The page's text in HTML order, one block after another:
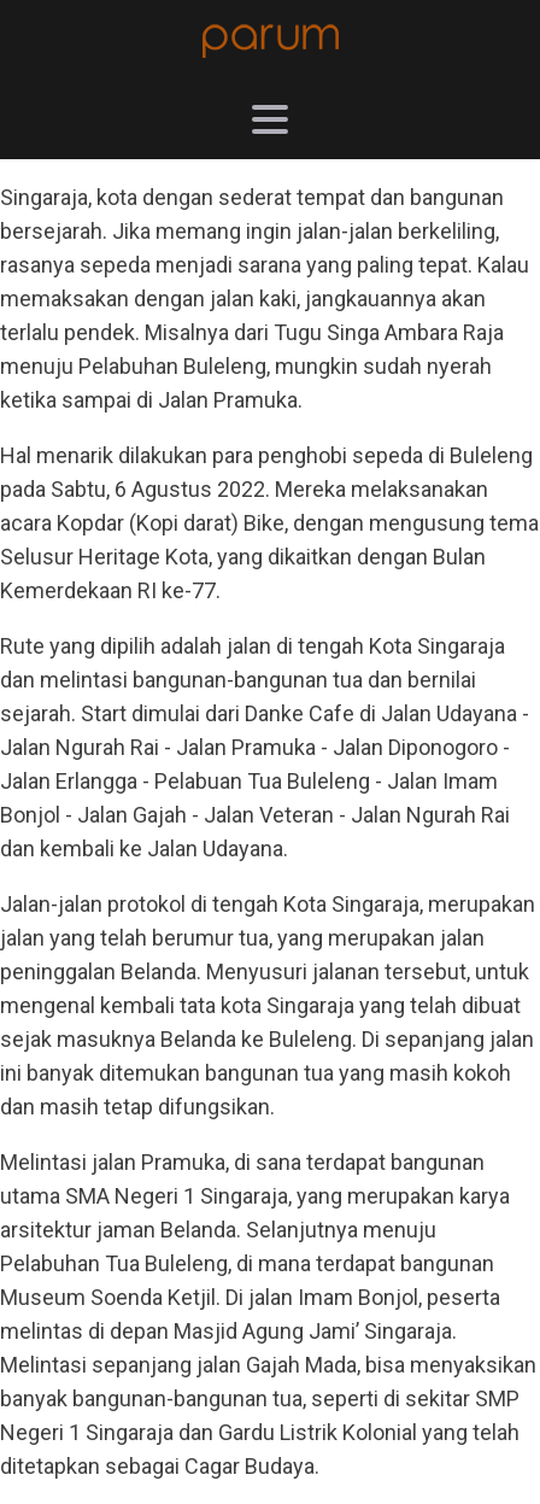
Singaraja, kota dengan sederat tempat dan bangunan
bersejarah. Jika memang ingin jalan-jalan berkeliling,
rasanya sepeda menjadi sarana yang paling tepat. Kalau
memaksakan dengan jalan kaki, jangkauannya akan
terlalu pendek. Misalnya dari Tugu Singa Ambara Raja
menuju Pelabuhan Buleleng, mungkin sudah nyerah
ketika sampai di Jalan Pramuka.
Hal menarik dilakukan para penghobi sepeda di Buleleng
pada Sabtu, 6 Agustus 2022. Mereka melaksanakan
acara Kopdar (Kopi darat) Bike, dengan mengusung tema
Selusur Heritage Kota, yang dikaitkan dengan Bulan
Kemerdekaan RI ke-77.
Rute yang dipilih adalah jalan di tengah Kota Singaraja
dan melintasi bangunan-bangunan tua dan bernilai
sejarah. Start dimulai dari Danke Cafe di Jalan Udayana -
Jalan Ngurah Rai - Jalan Pramuka - Jalan Diponogoro -
Jalan Erlangga - Pelabuan Tua Buleleng - Jalan Imam
Bonjol - Jalan Gajah - Jalan Veteran - Jalan Ngurah Rai
dan kembali ke Jalan Udayana.
Jalan-jalan protokol di tengah Kota Singaraja, merupakan
jalan yang telah berumur tua, yang merupakan jalan
peninggalan Belanda. Menyusuri jalanan tersebut, untuk
mengenal kembali tata kota Singaraja yang telah dibuat
sejak masuknya Belanda ke Buleleng. Di sepanjang jalan
ini banyak ditemukan bangunan tua yang masih kokoh
dan masih tetap difungsikan.
Melintasi jalan Pramuka, di sana terdapat bangunan
utama SMA Negeri 1 Singaraja, yang merupakan karya
arsitektur jaman Belanda. Selanjutnya menuju
Pelabuhan Tua Buleleng, di mana terdapat bangunan
Museum Soenda Ketjil. Di jalan Imam Bonjol, peserta
melintas di depan Masjid Agung Jami’ Singaraja.
Melintasi sepanjang jalan Gajah Mada, bisa menyaksikan
banyak bangunan-bangunan tua, seperti di sekitar SMP
Negeri 1 Singaraja dan Gardu Listrik Kolonial yang telah
ditetapkan sebagai Cagar Budaya.